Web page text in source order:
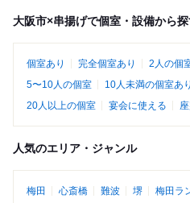
大阪市×串揚げで個室・設備から
個室あり 完全個室あり 2人の個
5〜10人の個室
10人未満の個室あり
20人以上の個室
宴会に使える
人気のエリア・ジャンル
梅田 心斎橋 難波 堺 梅田ラ